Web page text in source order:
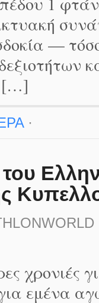
—
[…]
·
του
χρονιές
εμένα